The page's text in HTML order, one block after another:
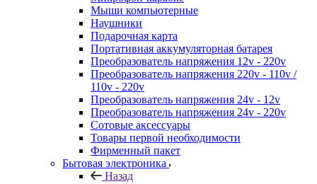
Мыши компьютерные
Наушники
Подарочная карта
Портативная аккумуляторная батарея
Преобразователь напряжения 12v - 220v
Преобразователь напряжения 220v - 110v /
110v - 220v
Преобразователь напряжения 24v - 12v
Преобразователь напряжения 24v - 220v
Сотовые аксессуары
Товары первой необходимости
Фирменный пакет
Бытовая электроника
Назад